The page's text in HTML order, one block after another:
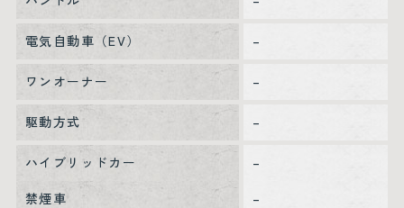
電気自動車（EV） –
ワンオーナー –
駆動方式 –
ハイブリッドカー
–
禁煙車
–